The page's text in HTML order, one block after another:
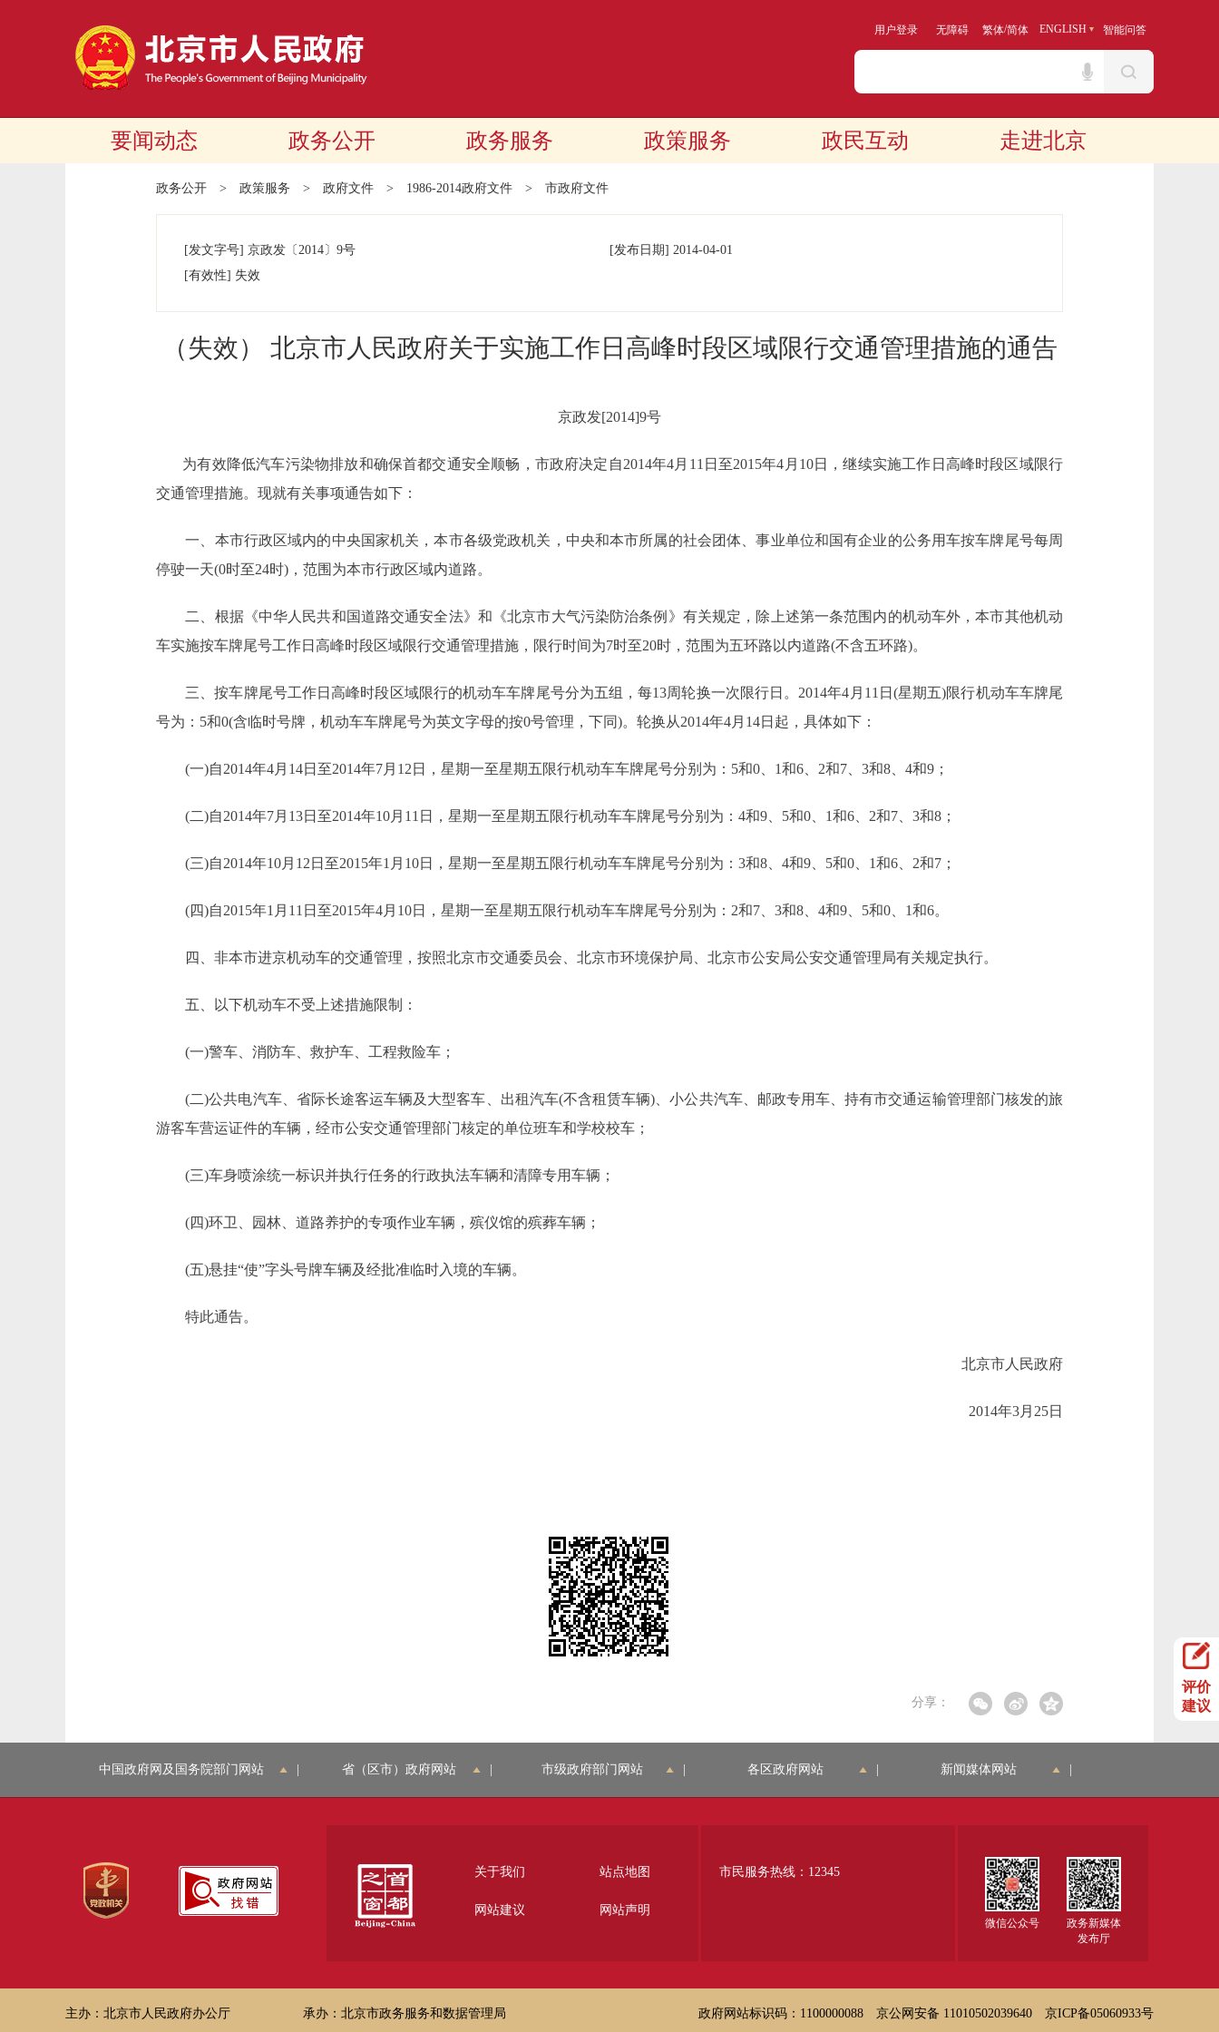
用户登录 无障碍 繁体/简体 ENGLISH 智能问答
要闻动态 政务公开 政务服务 政策服务 政民互动 走进北京
政务公开 > 政策服务 > 政府文件 > 1986-2014政府文件 > 市政府文件
[发文字号] 京政发 〔2014〕 9号 [发布日期] 2014-04-01
[有效性] 失效
（失效） 北京市人民政府关于实施工作日高峰时段区域限行交通管理措施的通告
京政发[2014]9号
为有效降低汽车污染物排放和确保首都交通安全顺畅，市政府决定自2014年4月11日至2015年4月10日，继续实施工作日高峰时段区域限行
交通管理措施。现就有关事项通告如下：
一、本市行政区域内的中央国家机关，本市各级党政机关，中央和本市所属的社会团体、事业单位和国有企业的公务用车按车牌尾号每周
停驶一天(0时至24时)，范围为本市行政区域内道路。
二、根据《中华人民共和国道路交通安全法》和《北京市大气污染防治条例》有关规定，除上述第一条范围内的机动车外，本市其他机动
车实施按车牌尾号工作日高峰时段区域限行交通管理措施，限行时间为7时至20时，范围为五环路以内道路(不含五环路)。
三、按车牌尾号工作日高峰时段区域限行的机动车车牌尾号分为五组，每13周轮换一次限行日。2014年4月11日(星期五)限行机动车车牌尾
号为：5和0(含临时号牌，机动车车牌尾号为英文字母的按0号管理，下同)。轮换从2014年4月14日起，具体如下：
(一)自2014年4月14日至2014年7月12日，星期一至星期五限行机动车车牌尾号分别为：5和0、1和6、2和7、3和8、4和9；
(二)自2014年7月13日至2014年10月11日，星期一至星期五限行机动车车牌尾号分别为：4和9、5和0、1和6、2和7、3和8；
(三)自2014年10月12日至2015年1月10日，星期一至星期五限行机动车车牌尾号分别为：3和8、4和9、5和0、1和6、2和7；
(四)自2015年1月11日至2015年4月10日，星期一至星期五限行机动车车牌尾号分别为：2和7、3和8、4和9、5和0、1和6。
四、非本市进京机动车的交通管理，按照北京市交通委员会、北京市环境保护局、北京市公安局公安交通管理局有关规定执行。
五、以下机动车不受上述措施限制：
(一)警车、消防车、救护车、工程救险车；
(二)公共电汽车、省际长途客运车辆及大型客车、出租汽车(不含租赁车辆)、小公共汽车、邮政专用车、持有市交通运输管理部门核发的旅
游客车营运证件的车辆，经市公安交通管理部门核定的单位班车和学校校车；
(三)车身喷涂统一标识并执行任务的行政执法车辆和清障专用车辆；
(四)环卫、园林、道路养护的专项作业车辆，殡仪馆的殡葬车辆；
(五)悬挂“使”字头号牌车辆及经批准临时入境的车辆。
特此通告。
北京市人民政府
2014年3月25日
分享：
评价
建议
中国政府网及国务院部门网站 省（区市）政府网站 市级政府部门网站 各区政府网站 新闻媒体网站
关于我们 站点地图
网站建议 网站声明
市民服务热线：12345
微信公众号
政务新媒体
发布厅
主办：北京市人民政府办公厅 承办：北京市政务服务和数据管理局 政府网站标识码：1100000088 京公网安备 11010502039640 京ICP备05060933号